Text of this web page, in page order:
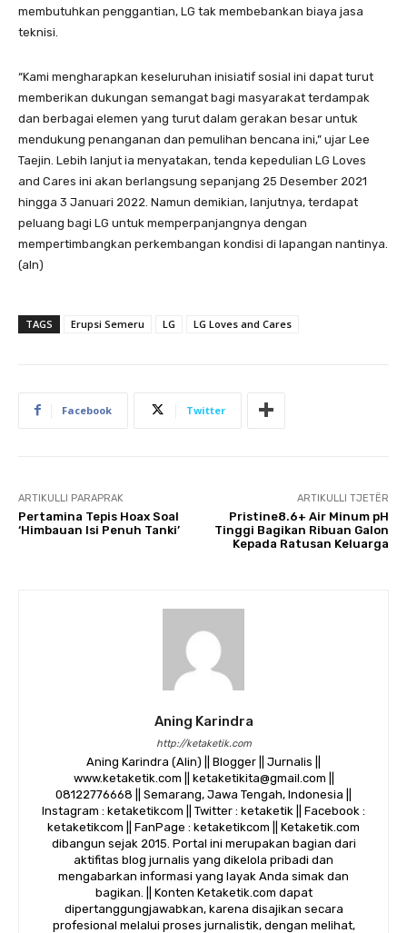
membutuhkan penggantian, LG tak membebankan biaya jasa
teknisi.
“Kami mengharapkan keseluruhan inisiatif sosial ini dapat turut
memberikan dukungan semangat bagi masyarakat terdampak
dan berbagai elemen yang turut dalam gerakan besar untuk
mendukung penanganan dan pemulihan bencana ini,” ujar Lee
Taejin. Lebih lanjut ia menyatakan, tenda kepedulian LG Loves
and Cares ini akan berlangsung sepanjang 25 Desember 2021
hingga 3 Januari 2022. Namun demikian, lanjutnya, terdapat
peluang bagi LG untuk memperpanjangnya dengan
mempertimbangkan perkembangan kondisi di lapangan nantinya.
(aln)
TAGS Erupsi Semeru LG LG Loves and Cares
Facebook Twitter
ARTIKULLI PARAPRAK
Pertamina Tepis Hoax Soal
‘Himbauan Isi Penuh Tanki’
ARTIKULLI TJETËR
Pristine8.6+ Air Minum pH
Tinggi Bagikan Ribuan Galon
Kepada Ratusan Keluarga
Aning Karindra
http://ketaketik.com
Aning Karindra (Alin) || Blogger || Jurnalis ||
www.ketaketik.com || ketaketikita@gmail.com ||
08122776668 || Semarang, Jawa Tengah, Indonesia ||
Instagram : ketaketikcom || Twitter : ketaketik || Facebook :
ketaketikcom || FanPage : ketaketikcom || Ketaketik.com
dibangun sejak 2015. Portal ini merupakan bagian dari
aktifitas blog jurnalis yang dikelola pribadi dan
mengabarkan informasi yang layak Anda simak dan
bagikan. || Konten Ketaketik.com dapat
dipertanggungjawabkan, karena disajikan secara
profesional melalui proses jurnalistik, dengan melihat,